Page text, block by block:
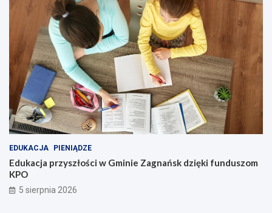
EDUKACJA PIENIĄDZE
Edukacja przyszłości w Gminie Zagnańsk dzięki funduszom
KPO
5 sierpnia 2026